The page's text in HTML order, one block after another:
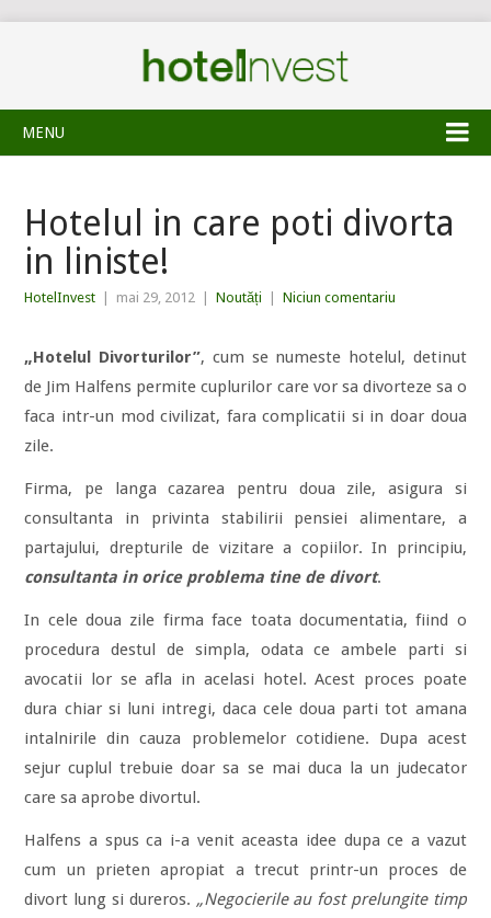
MENU
Hotelul in care poti divorta
in liniste!
HotelInvest mai 29, 2012 Noutăți Niciun comentariu
„Hotelul Divorturilor”, cum se numeste hotelul, detinut
de Jim Halfens permite cuplurilor care vor sa divorteze sa o
faca intr-un mod civilizat, fara complicatii si in doar doua
zile.
Firma, pe langa cazarea pentru doua zile, asigura si
consultanta in privinta stabilirii pensiei alimentare, a
partajului, drepturile de vizitare a copiilor. In principiu,
consultanta in orice problema tine de divort.
In cele doua zile firma face toata documentatia, fiind o
procedura destul de simpla, odata ce ambele parti si
avocatii lor se afla in acelasi hotel. Acest proces poate
dura chiar si luni intregi, daca cele doua parti tot amana
intalnirile din cauza problemelor cotidiene. Dupa acest
sejur cuplul trebuie doar sa se mai duca la un judecator
care sa aprobe divortul.
Halfens a spus ca i-a venit aceasta idee dupa ce a vazut
cum un prieten apropiat a trecut printr-un proces de
divort lung si dureros. „Negocierile au fost prelungite timp